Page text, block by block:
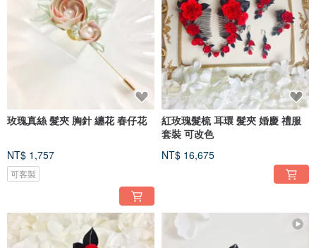
玫瑰真絲 髮夾 胸針 纏花 春仔花
NT$ 1,757
可客製
紅玫瑰髮梳 耳環 髮夾 婚慶 禮服
套裝 可改色
NT$ 16,675